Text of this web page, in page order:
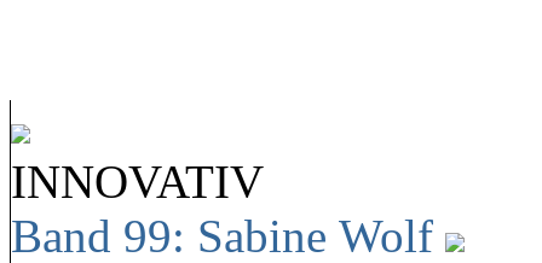
INNOVATIV
Band 99: Sabine Wolf